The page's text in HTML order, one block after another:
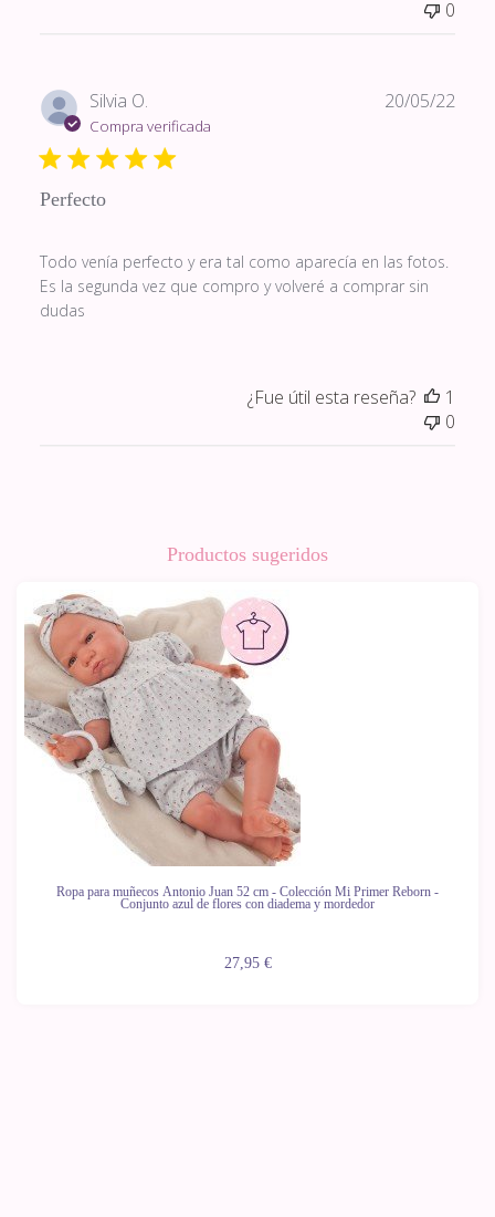
0
Silvia O.
Compra verificada
Perfecto
Todo venía perfecto y era tal como aparecía en las fotos.
Es la segunda vez que compro y volveré a comprar sin
dudas
20/05/22
¿Fue útil esta reseña?
1
0
Productos sugeridos
Ropa para muñecos Antonio Juan 52 cm - Colección Mi Primer Reborn -
Conjunto azul de flores con diadema y mordedor
27,95 €